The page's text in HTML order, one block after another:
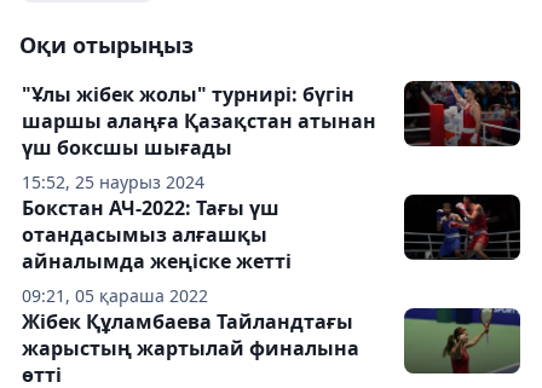
Оқи отырыңыз
15:52, 25 наурыз 2024
"Ұлы жібек жолы" турнирі: бүгін
шаршы алаңға Қазақстан атынан
үш боксшы шығады
09:21, 05 қараша 2022
Бокстан АЧ-2022: Тағы үш
отандасымыз алғашқы
айналымда жеңіске жетті
Жібек Құламбаева Тайландтағы
жарыстың жартылай финалына
өтті